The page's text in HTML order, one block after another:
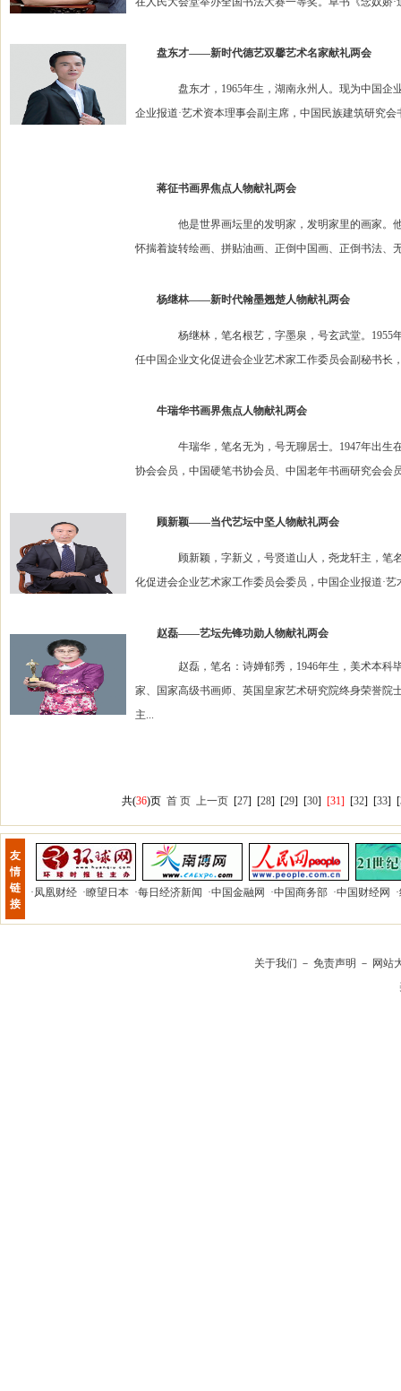
盘东才——新时代德艺双馨艺术名家献礼两会
盘东才，1965年生，湖南永州人。现为中国企业
企业报道·艺术资本理事会副主席，中国民族建筑研究
蒋征书画界焦点人物献礼两会
他是世界画坛里的发明家，发明家里的画家。他
怀揣着旋转绘画、拼贴油画、正倒中国画、正倒书法、
杨继林——新时代翰墨翘楚人物献礼两会
杨继林，笔名根艺，字墨泉，号玄武堂。1955年
任中国企业文化促进会企业艺术家工作委员会副秘书
牛瑞华书画界焦点人物献礼两会
牛瑞华，笔名无为，号无聊居士。1947年出生在
协会会员，中国硬笔书协会员、中国老年书画研究会会
顾新颖——当代艺坛中坚人物献礼两会
顾新颖，字新义，号贤道山人，尧龙轩主，笔
化促进会企业艺术家工作委员会委员，中国企业报道·艺
赵磊——艺坛先锋功勋人物献礼两会
赵磊，笔名：诗婵郁秀，1946年生，美术本科毕
家、国家高级书画师、英国皇家艺术研究院终身荣誉院
主...
共(36)页 首 页 上一页 [27] [28] [29] [30] [31] [32] [33] [
友
情
链
接
·凤凰财经 ·瞭望日本 ·每日经济新闻 ·中国金融网 ·中国商务部 ·中国财经网 ·
关于我们 － 免责声明 － 网站